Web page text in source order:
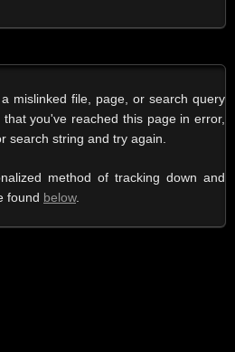
mislinked file, page, or search query
you've reached this page in error,
search string and try again.
method of tracking down and
found below.